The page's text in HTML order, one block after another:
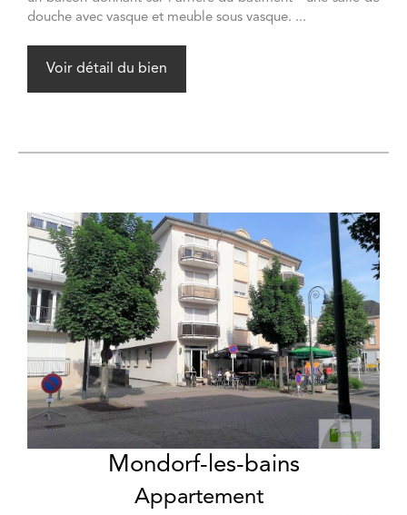
douche avec vasque et meuble sous vasque. ...
Voir détail du bien
Mondorf-les-bains
Appartement